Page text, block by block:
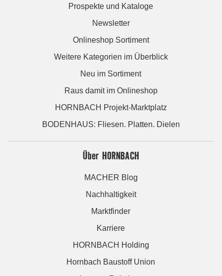
Prospekte und Kataloge
Newsletter
Onlineshop Sortiment
Weitere Kategorien im Überblick
Neu im Sortiment
Raus damit im Onlineshop
HORNBACH Projekt-Marktplatz
BODENHAUS: Fliesen. Platten. Dielen
Über HORNBACH
MACHER Blog
Nachhaltigkeit
Marktfinder
Karriere
HORNBACH Holding
Hornbach Baustoff Union